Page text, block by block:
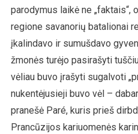
parodymus laikė ne „faktais“,
regione savanorių batalionai
įkalindavo ir sumušdavo
žmonės turėjo pasirašyti
vėliau buvo įrašyti sugalvoti
nukentėjusieji buvo vėl –
pranešė Paré, kuris prieš
Prancūzijos kariuomenės